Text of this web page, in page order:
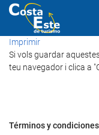
Imprimir
Si vols guardar
teu navegador i clica a
Términos y